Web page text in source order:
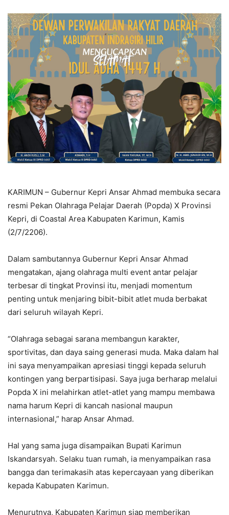
KARIMUN – Gubernur Kepri Ansar Ahmad membuka secara
resmi Pekan Olahraga Pelajar Daerah (Popda) X Provinsi
Kepri, di Coastal Area Kabupaten Karimun, Kamis
(2/7/2206).
Dalam sambutannya Gubernur Kepri Ansar Ahmad
mengatakan, ajang olahraga multi event antar pelajar
terbesar di tingkat Provinsi itu, menjadi momentum
penting untuk menjaring bibit-bibit atlet muda berbakat
dari seluruh wilayah Kepri.
“Olahraga sebagai sarana membangun karakter,
sportivitas, dan daya saing generasi muda. Maka dalam hal
ini saya menyampaikan apresiasi tinggi kepada seluruh
kontingen yang berpartisipasi. Saya juga berharap melalui
Popda X ini melahirkan atlet-atlet yang mampu membawa
nama harum Kepri di kancah nasional maupun
internasional,” harap Ansar Ahmad.
Hal yang sama juga disampaikan Bupati Karimun
Iskandarsyah. Selaku tuan rumah, ia menyampaikan rasa
bangga dan terimakasih atas kepercayaan yang diberikan
kepada Kabupaten Karimun.
Menurutnya, Kabupaten Karimun siap memberikan